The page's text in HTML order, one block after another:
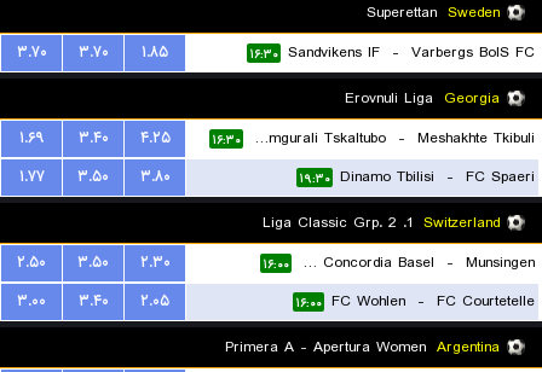
Sweden
Varbergs BoIS FC
-
Sandvikens IF ۱۶:۳۰ ۱.۸۵ ۳.۷۰
۳.۷۰
Georgia
Meshakhte Tkibuli
-
FC Samgurali Tskaltubo ۱۶:۳۰ ۴.۲۵ ۳.۴۰
۱.۶۹
FC Spaeri
-
Dinamo Tbilisi ۱۹:۳۰ ۳.۸۰ ۳.۵۰
۱.۷۷
Switzerland
Munsingen
-
FC Concordia Basel ۱۶:۰۰ ۲.۳۰ ۳.۵۰
۲.۵۰
FC Courtetelle
-
FC Wohlen ۱۶:۰۰ ۲.۰۵ ۳.۴۰
۳.۰۰
Argentina